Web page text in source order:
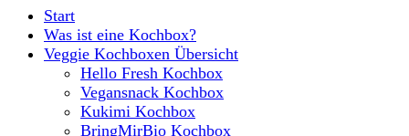
Start
Was ist eine Kochbox?
Veggie Kochboxen Übersicht
Hello Fresh Kochbox
Vegansnack Kochbox
Kukimi Kochbox
BringMirBio Kochbox